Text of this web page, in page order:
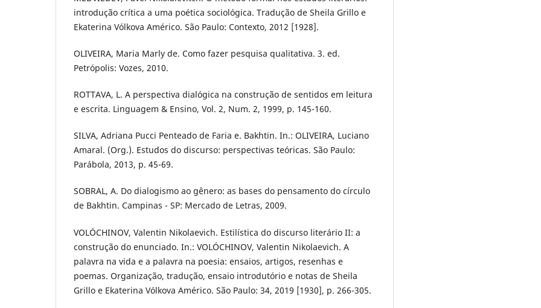
introdução crítica a uma poética sociológica. Tradução de Sheila Grillo e
Ekaterina Vólkova Américo. São Paulo: Contexto, 2012 [1928].
OLIVEIRA, Maria Marly de. Como fazer pesquisa qualitativa. 3. ed.
Petrópolis: Vozes, 2010.
ROTTAVA, L. A perspectiva dialógica na construção de sentidos em leitura
e escrita. Linguagem & Ensino, Vol. 2, Num. 2, 1999, p. 145-160.
SILVA, Adriana Pucci Penteado de Faria e. Bakhtin. In.: OLIVEIRA, Luciano
Amaral. (Org.). Estudos do discurso: perspectivas teóricas. São Paulo:
Parábola, 2013, p. 45-69.
SOBRAL, A. Do dialogismo ao gênero: as bases do pensamento do círculo
de Bakhtin. Campinas - SP: Mercado de Letras, 2009.
VOLÓCHINOV, Valentin Nikolaevich. Estilística do discurso literário II: a
construção do enunciado. In.: VOLÓCHINOV, Valentin Nikolaevich. A
palavra na vida e a palavra na poesia: ensaios, artigos, resenhas e
poemas. Organização, tradução, ensaio introdutório e notas de Sheila
Grillo e Ekaterina Vólkova Américo. São Paulo: 34, 2019 [1930], p. 266-305.